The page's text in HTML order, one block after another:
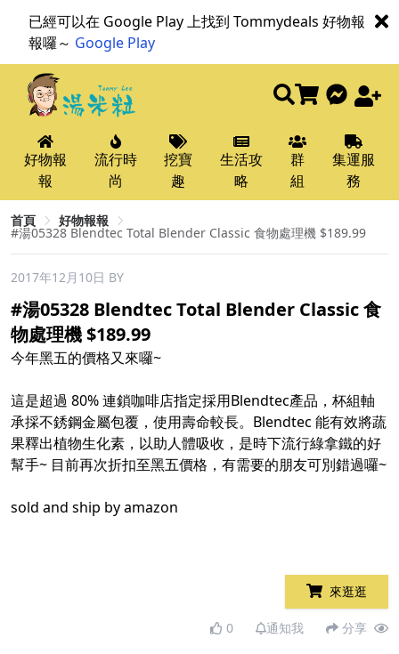
已經可以在 Google Play 上找到 Tommydeals 好物報
報囉～ Google Play
好物報
報
流行時
尚
挖寶
趣
生活攻
略
群
組
集運服
務
首頁 好物報報
#湯05328 Blendtec Total Blender Classic 食物處理機 $189.99
2017年12月10日 BY
#湯05328 Blendtec Total Blender Classic 食
物處理機 $189.99
今年黑五的價格又來囉~
這是超過 80% 連鎖咖啡店指定採用Blendtec產品，杯組軸
承採不銹鋼金屬包覆，使用壽命較長。Blendtec 能有效將蔬
果釋出植物生化素，以助人體吸收，是時下流行綠拿鐵的好
幫手~ 目前再次折扣至黑五價格，有需要的朋友可別錯過囉~
sold and ship by amazon
來逛逛
0 通知我 分享